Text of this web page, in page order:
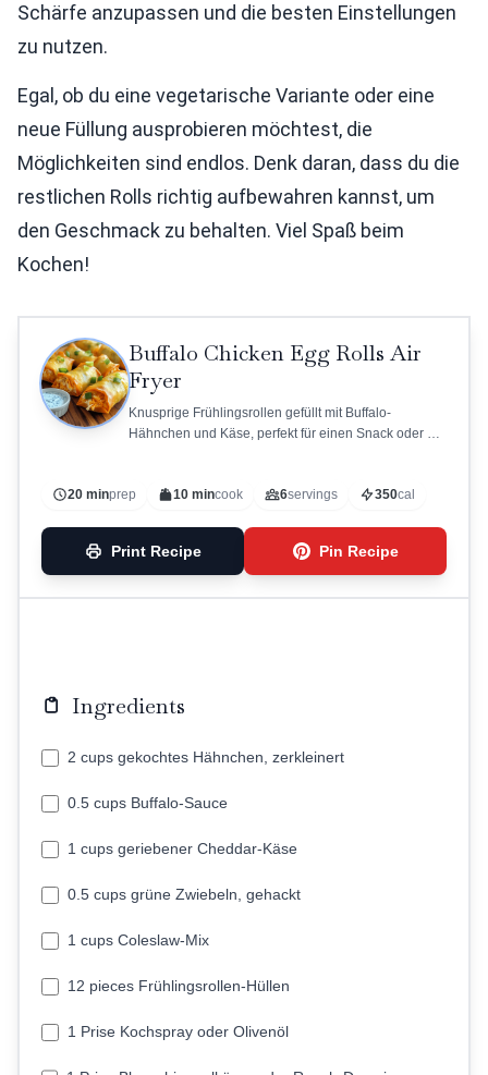
Schärfe anzupassen und die besten Einstellungen
zu nutzen.
Egal, ob du eine vegetarische Variante oder eine
neue Füllung ausprobieren möchtest, die
Möglichkeiten sind endlos. Denk daran, dass du die
restlichen Rolls richtig aufbewahren kannst, um
den Geschmack zu behalten. Viel Spaß beim
Kochen!
Buffalo Chicken Egg Rolls Air
Fryer
Knusprige Frühlingsrollen gefüllt mit Buffalo-
Hähnchen und Käse, perfekt für einen Snack oder ein
20 minprep 10 mincook 6servings 350cal
Print Recipe Pin Recipe
Ingredients
2 cups gekochtes Hähnchen, zerkleinert
0.5 cups Buffalo-Sauce
1 cups geriebener Cheddar-Käse
0.5 cups grüne Zwiebeln, gehackt
1 cups Coleslaw-Mix
12 pieces Frühlingsrollen-Hüllen
1 Prise Kochspray oder Olivenöl